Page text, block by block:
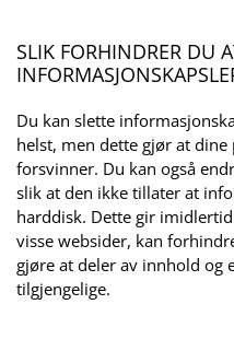
SLIK FORHINDRER DU
Du kan slette
helst, men dette gjør at
forsvinner. Du kan også
slik at den ikke tillater at
harddisk. Dette gir
visse websider, kan
gjøre at deler av innhold og
tilgjengelige.